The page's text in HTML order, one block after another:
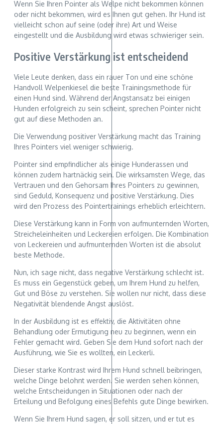
Wenn Sie Ihren Pointer als Welpe nicht bekommen können
oder nicht bekommen, wird es Ihnen gut gehen. Ihr Hund ist
vielleicht schon auf seine (oder ihre) Art und Weise
eingestellt und die Ausbildung wird etwas schwieriger sein.
Positive Verstärkung ist entscheidend
Viele Leute denken, dass ein rauer Ton und eine schöne
Handvoll Welpenkiesel die beste Trainingsmethode für
einen Hund sind. Während der Angstansatz bei einigen
Hunden erfolgreich zu sein scheint, sprechen Pointer nicht
gut auf diese Methoden an.
Die Verwendung positiver Verstärkung macht das Training
Ihres Pointers viel weniger schwierig.
Pointer sind empfindlicher als einige Hunderassen und
können zudem hartnäckig sein. Die wirksamsten Wege, das
Vertrauen und den Gehorsam Ihres Pointers zu gewinnen,
sind Geduld, Konsequenz und positive Verstärkung. Dies
wird den Prozess des Pointertrainings erheblich erleichtern.
Diese Verstärkung kann in Form von aufmunternden Worten,
Streicheleinheiten und Leckereien erfolgen. Die Kombination
von Leckereien und aufmunternden Worten ist die absolut
beste Methode.
Nun, ich sage nicht, dass negative Verstärkung schlecht ist.
Es muss ein Gegenstück geben, um Ihrem Hund zu helfen,
Gut und Böse zu verstehen. Sie wollen nur nicht, dass diese
Negativität blendende Angst auslöst.
In der Ausbildung ist es effektiv, die Aktivitäten ohne
Behandlung oder Ermutigung neu zu beginnen, wenn ein
Fehler gemacht wird. Geben Sie dem Hund sofort nach der
Ausführung, wie Sie es wollten, ein Leckerli.
Dieser starke Kontrast wird Ihrem Hund schnell beibringen,
welche Dinge belohnt werden. Sie werden sehen können,
welche Entscheidungen in Situationen oder nach der
Erteilung und Befolgung eines Befehls gute Dinge bewirken.
Wenn Sie Ihrem Hund sagen, er soll sitzen, und er tut es